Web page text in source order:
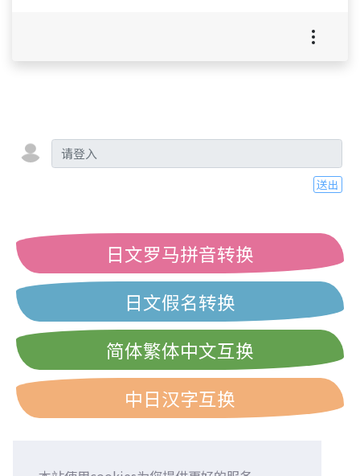
送出
日文罗马拼音转换
日文假名转换
简体繁体中文互换
中日汉字互换